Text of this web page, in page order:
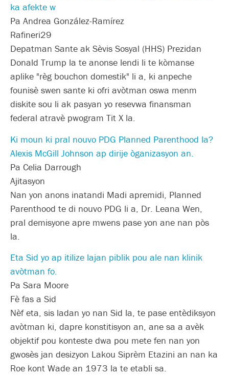
ka afekte w
Pa Andrea González-Ramírez
Rafineri29
Depatman Sante ak Sèvis Sosyal (HHS) Prezidan
Donald Trump la te anonse lendi li te kòmanse
aplike "règ bouchon domestik" li a, ki anpeche
founisè swen sante ki ofri avòtman oswa menm
diskite sou li ak pasyan yo resevwa finansman
federal atravè pwogram Tit X la.
Ki moun ki pral nouvo PDG Planned Parenthood la?
Alexis McGill Johnson ap dirije òganizasyon an.
Pa Celia Darrough
Ajitasyon
Nan yon anons inatandi Madi apremidi, Planned
Parenthood te di nouvo PDG li a, Dr. Leana Wen,
pral demisyone apre mwens pase yon ane nan pòs
la.
Eta Sid yo ap itilize lajan piblik pou ale nan klinik
avòtman fo.
Pa Sara Moore
Fè fas a Sid
Nèf eta, sis ladan yo nan Sid la, te pase entèdiksyon
avòtman ki, dapre konstitisyon an, ane sa a avèk
objektif pou konteste dwa pou mete fen nan yon
gwosès jan desizyon Lakou Siprèm Etazini an nan ka
Roe kont Wade an 1973 la te etabli sa.